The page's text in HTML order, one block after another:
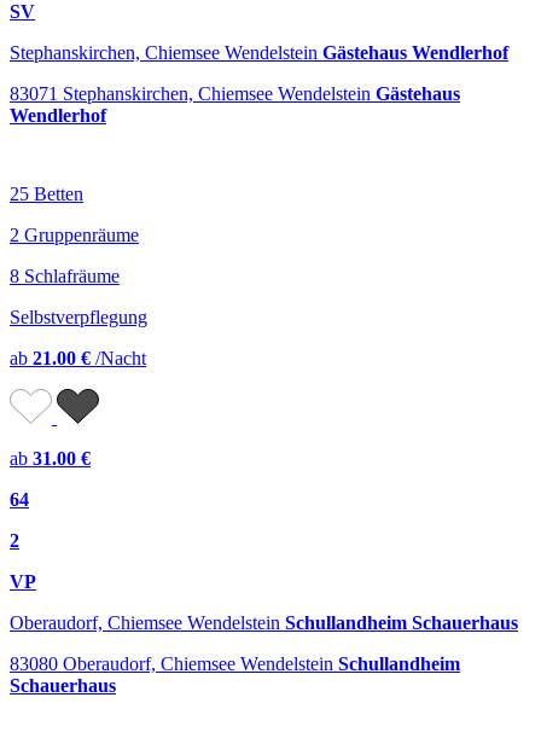
SV
Stephanskirchen, Chiemsee Wendelstein Gästehaus Wendlerhof
83071 Stephanskirchen, Chiemsee Wendelstein Gästehaus
Wendlerhof
25 Betten
2 Gruppenräume
8 Schlafräume
Selbstverpflegung
ab 21.00 € /Nacht
ab 31.00 €
64
2
VP
Oberaudorf, Chiemsee Wendelstein Schullandheim Schauerhaus
83080 Oberaudorf, Chiemsee Wendelstein Schullandheim
Schauerhaus